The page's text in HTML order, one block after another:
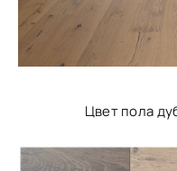
Цвет пола